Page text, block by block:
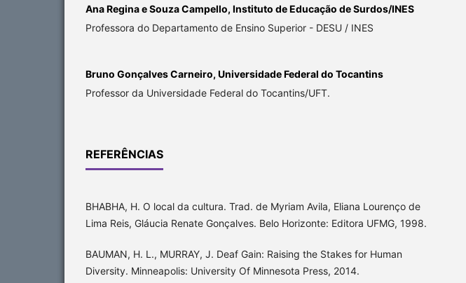
Ana Regina e Souza Campello, Instituto de Educação de Surdos/INES
Professora do Departamento de Ensino Superior - DESU / INES
Bruno Gonçalves Carneiro, Universidade Federal do Tocantins
Professor da Universidade Federal do Tocantins/UFT.
REFERÊNCIAS
BHABHA, H. O local da cultura. Trad. de Myriam Avila, Eliana Lourenço de
Lima Reis, Gláucia Renate Gonçalves. Belo Horizonte: Editora UFMG, 1998.
BAUMAN, H. L., MURRAY, J. Deaf Gain: Raising the Stakes for Human
Diversity. Minneapolis: University Of Minnesota Press, 2014.